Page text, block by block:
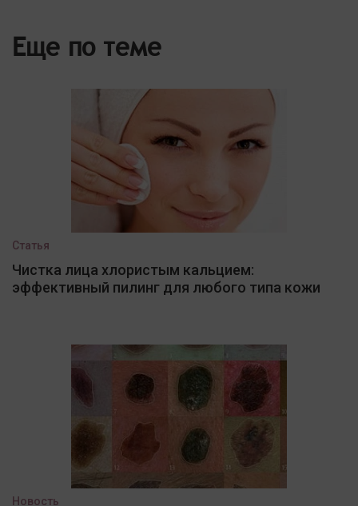
Еще по теме
Статья
Чистка лица хлористым кальцием:
эффективный пилинг для любого типа кожи
Новость